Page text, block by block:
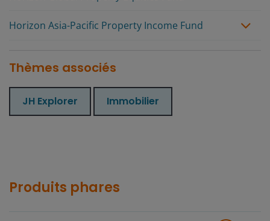
Horizon Asia-Pacific Property Income Fund
Thèmes associés
JH Explorer Immobilier
Produits phares